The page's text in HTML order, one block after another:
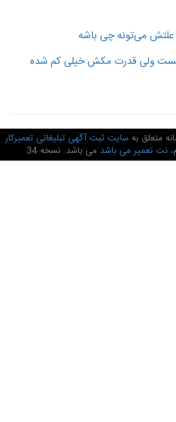
می‌تونه چی باشه
ولی قدرت مکش خیلی کم شده
به سایت ثبت آگهی تبلیغاتی تعمیرکار
نت تعمیر می باشدمی باشد. نسخه 34